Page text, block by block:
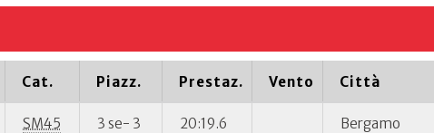
Cat. Piazz. Prestaz. Vento Città
SM45 3 se- 3 20:19.6 Bergamo